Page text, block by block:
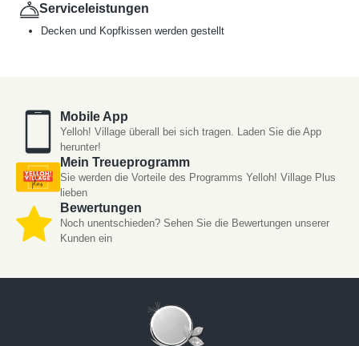
Serviceleistungen
Decken und Kopfkissen werden gestellt
Mobile App
Yelloh! Village überall bei sich tragen. Laden Sie die App
herunter!
Mein Treueprogramm
Sie werden die Vorteile des Programms Yelloh! Village Plus
lieben
Bewertungen
Noch unentschieden? Sehen Sie die Bewertungen unserer
Kunden ein